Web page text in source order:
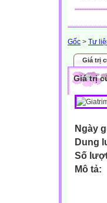
Gốc > Tư
Giá trị
Giá trị
Ngày
Dung
Số
Mô tả: